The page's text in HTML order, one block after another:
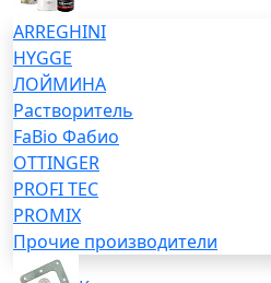
ARREGHINI
HYGGE
ЛОЙМИНА
Растворитель
FaBio Фабио
OTTINGER
PROFI TEC
PROMIX
Прочие производители